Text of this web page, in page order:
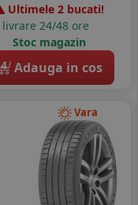
Ultimele 2 bucati!
livrare 24/48 ore
Stoc magazin
4 Adauga in cos
Vara